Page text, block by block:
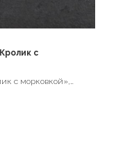
с
с морковкой»,